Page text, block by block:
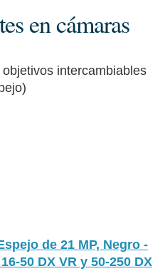
en cámaras
intercambiables
de 21 MP, Negro -
50 DX VR y 50-250 DX